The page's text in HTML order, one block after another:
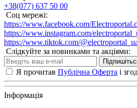
+38(077) 637 50 00
Соц мережі:
https://www.facebook.com/
https://www.instagram.com/
https://www.tiktok.com/
Слідкуйте за новинками та акціями:
Я прочитав Публічна Оферта і
Інформація